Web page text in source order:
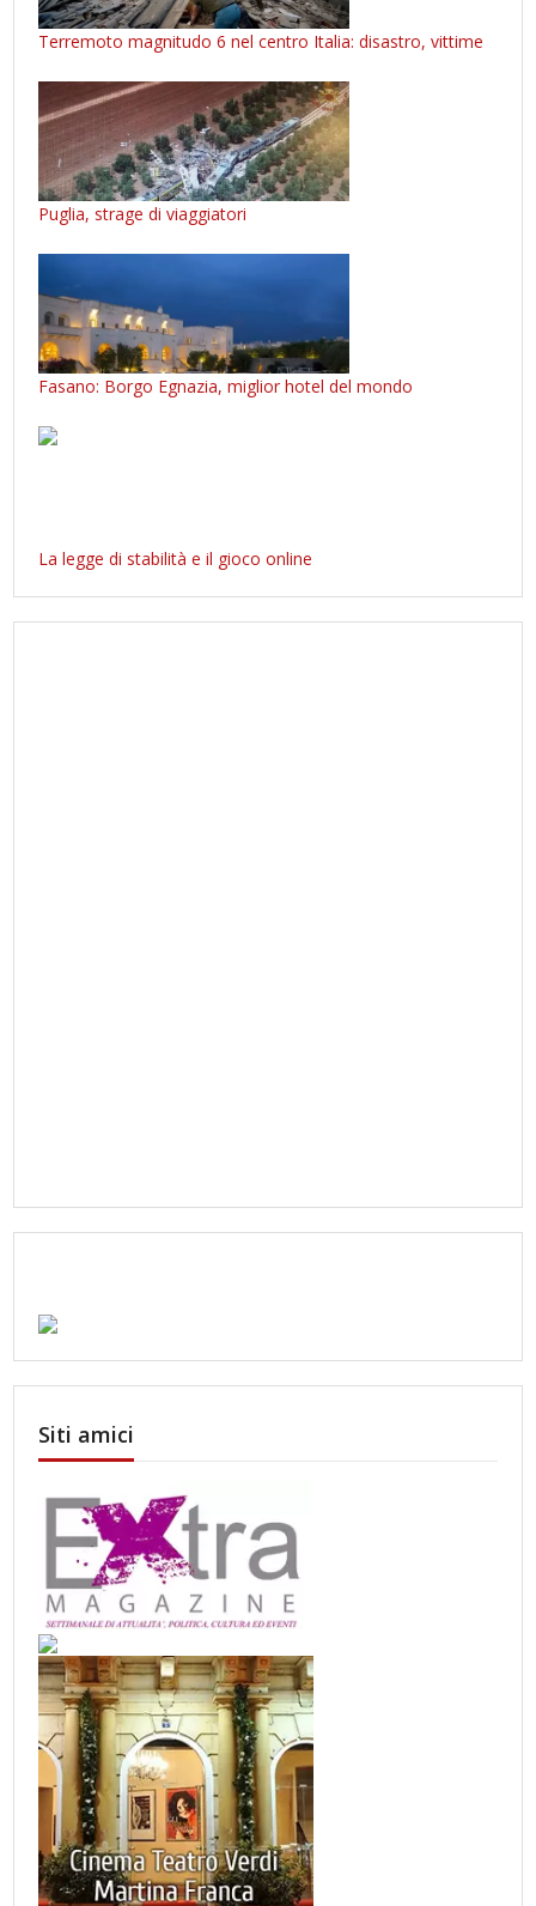
Terremoto magnitudo 6 nel centro Italia: disastro, vittime
Puglia, strage di viaggiatori
Fasano: Borgo Egnazia, miglior hotel del mondo
La legge di stabilità e il gioco online
Siti amici